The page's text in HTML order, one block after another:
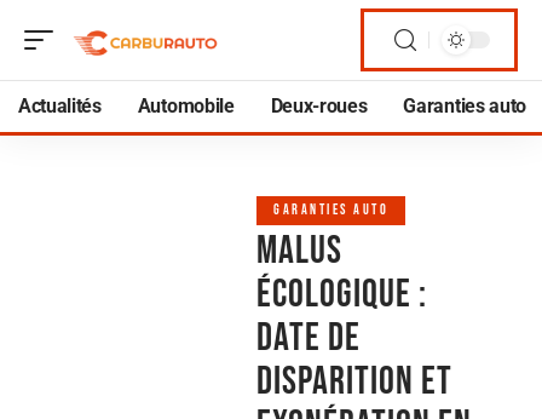
Actualités Automobile Deux-roues Garanties auto
GARANTIES AUTO
Malus
écologique :
date de
disparition et